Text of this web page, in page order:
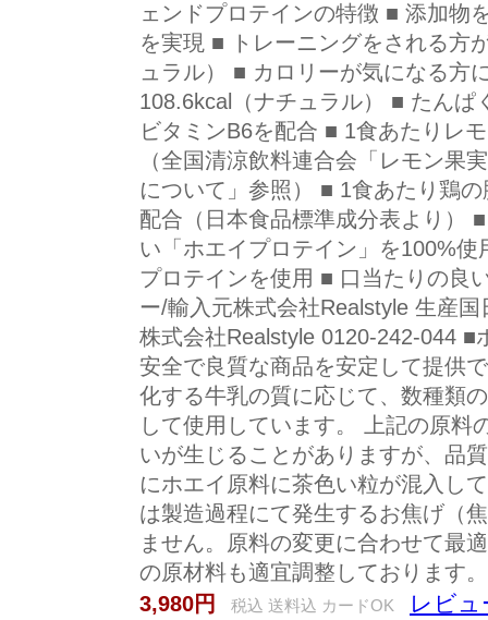
ェンドプロテインの特徴 ■ 添加物
を実現 ■ トレーニングをされる方
ュラル） ■ カロリーが気になる方
108.6kcal（ナチュラル） ■ たんぱ
ビタミンB6を配合 ■ 1食あたりレ
（全国清涼飲料連合会「レモン果
について」参照） ■ 1食あたり鶏
配合（日本食品標準成分表より）
い「ホエイプロテイン」を100%
プロテインを使用 ■ 口当たりの良
ー/輸入元株式会社Realstyle 生産
株式会社Realstyle 0120-242-044
安全で良質な商品を安定して提供
化する牛乳の質に応じて、数種類
して使用しています。 上記の原料
いが生じることがありますが、品
にホエイ原料に茶色い粒が混入し
は製造過程にて発生するお焦げ（
ません。原料の変更に合わせて最
の原材料も適宜調整しております
3,980円
税込 送料込 カードOK
レビュ